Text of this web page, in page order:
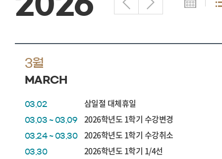
3월
MARCH
03.02 삼일절 대체휴일
03.03 ~ 03.09 2026학년도 1학기 수강변경
03.24 ~ 03.30 2026학년도 1학기 수강취소
03.30 2026학년도 1학기 1/4선